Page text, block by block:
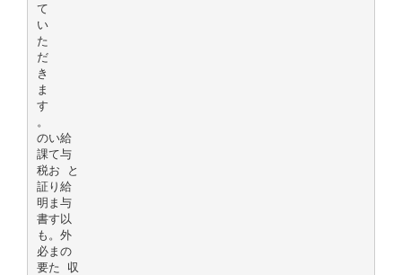
て
い
た
だ
き
ま
す
。
のい給
課て与
税お と
証り給
明ま与
書す以
も。外
必まの
要た 収